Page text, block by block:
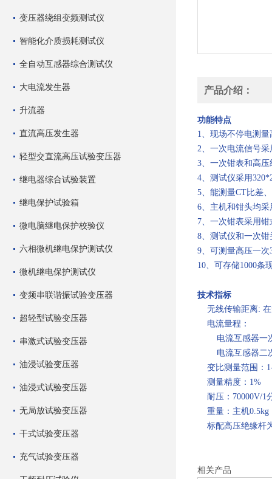
变压器绕组变频测试仪
智能化介质损耗测试仪
全自动互感器综合测试仪
大电流发生器
升流器
直流高压发生器
轻型交直流高压试验变压器
继电器综合试验装置
继电保护试验箱
微电脑继电保护校验仪
六相微机继电保护测试仪
微机继电保护测试仪
变频串联谐振试验变压器
超轻型试验变压器
串激式试验变压器
油浸试验变压器
油浸式试验变压器
无局放试验变压器
干式试验变压器
充气试验变压器
产品介绍：
功能特点
1、现场不停电测
2、一次电流信号
3、一次钳表和高
4、测试仪采用
5、能测量CT比差
6、主机和钳头均
7、一次钳表采用
8、测试仪和一次
9、可测量高压一次
10、可存储1000条
技术指标
无线传输距离: 在
电流量程：
电流互感器一
电流互感器二
变比测量范围：
测量精度：1%
耐压：70000V/1
重量：主机0.5kg
标配高压绝缘杆
相关产品